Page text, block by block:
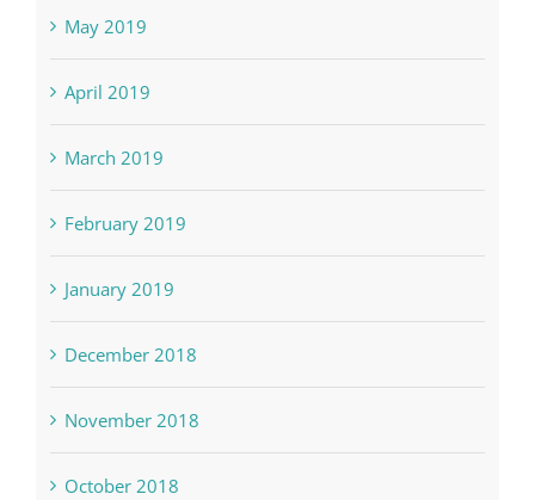
May 2019
April 2019
March 2019
February 2019
January 2019
December 2018
November 2018
October 2018